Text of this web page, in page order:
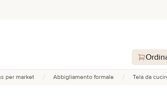
per market / Abbigliamento formale / Tela da